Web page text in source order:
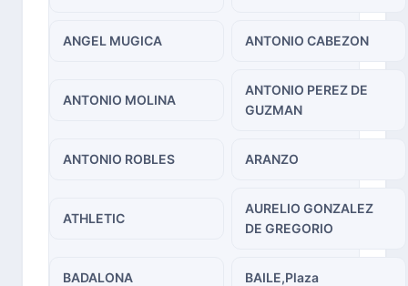
ANGEL MUGICA ANTONIO CABEZON
ANTONIO MOLINA
ANTONIO PEREZ DE
GUZMAN
ANTONIO ROBLES ARANZO
ATHLETIC
AURELIO GONZALEZ
DE GREGORIO
BADALONA BAILE,Plaza